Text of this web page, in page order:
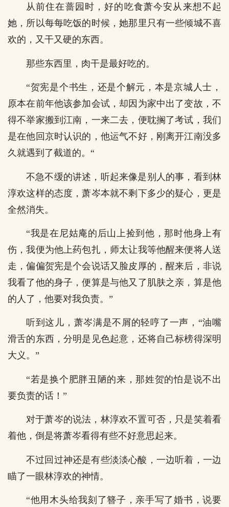
从前住在蔷园时，好的吃食萧今安从来想不起
她，所以每每吃饭的时候，她那里只有一些倾城不喜
欢的，又干又硬的东西。
那些东西里，肉干是最好吃的。
“贺宪是个书生，还是个解元，本是京城人士，
原本在前年他该参加会试，却因为家中出了变故，不
得不举家搬到江南，一来二去，便耽搁了考试，我们
是在他回京时认识的，他运气不好，刚离开江南没多
久就遇到了截道的。“
不急不缓的讲述，听起来像是别人的事，看到林
淳欢这样的态度，萧岑本就不剩下多少的疑心，更是
全然消失。
“我是在尼姑庵的后山上捡到他，那时他身上有
伤，我便为他上药包扎，师太让我等他醒来便将人送
走，偏偏贺宪是个会说话又脸皮厚的，醒来后，非说
我看了他的身子，便算是与他又了肌肤之亲，算是他
的人了，他要对我负责。”
听到这儿，萧岑满是不屑的轻哼了一声，“油嘴
滑舌的东西，分明是见色起意，还将自己标榜得深明
大义。”
“若是换个肥胖丑陋的来，那姓贺的怕是说不出
要负责的话！”
对于萧岑的说法，林淳欢不置可否，只是笑着看
着他，倒是将萧岑看得有些不好意思起来。
不过回过神还是有些淡淡心酸，一边听着，一边
瞄了一眼林淳欢的神情。
“他用木头给我刻了簪子，亲手写了婚书，说要